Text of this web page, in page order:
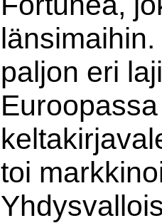
paljon eri
toi